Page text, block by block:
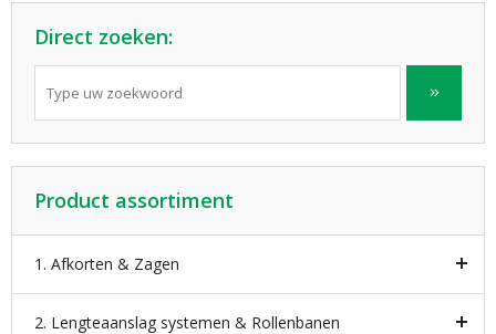
Direct zoeken:
Product assortiment
1. Afkorten & Zagen
2. Lengteaanslag systemen & Rollenbanen